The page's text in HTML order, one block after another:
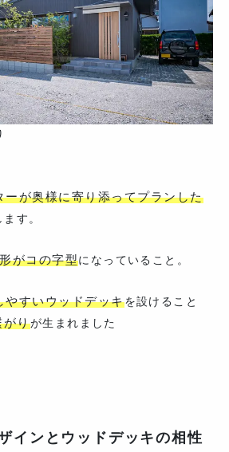
ーが奥様に寄り添ってプランした
す。
がコの字型になっていること。
やすいウッドデッキを設けること
がりが生まれました
インとウッドデッキの相性